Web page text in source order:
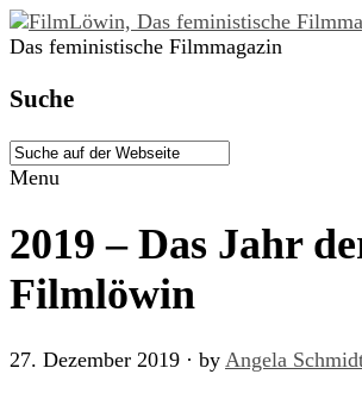
Das feministische Filmmagazin
Suche
Menu
2019 – Das Jahr
Filmlöwin
27. Dezember 2019 · by Angela